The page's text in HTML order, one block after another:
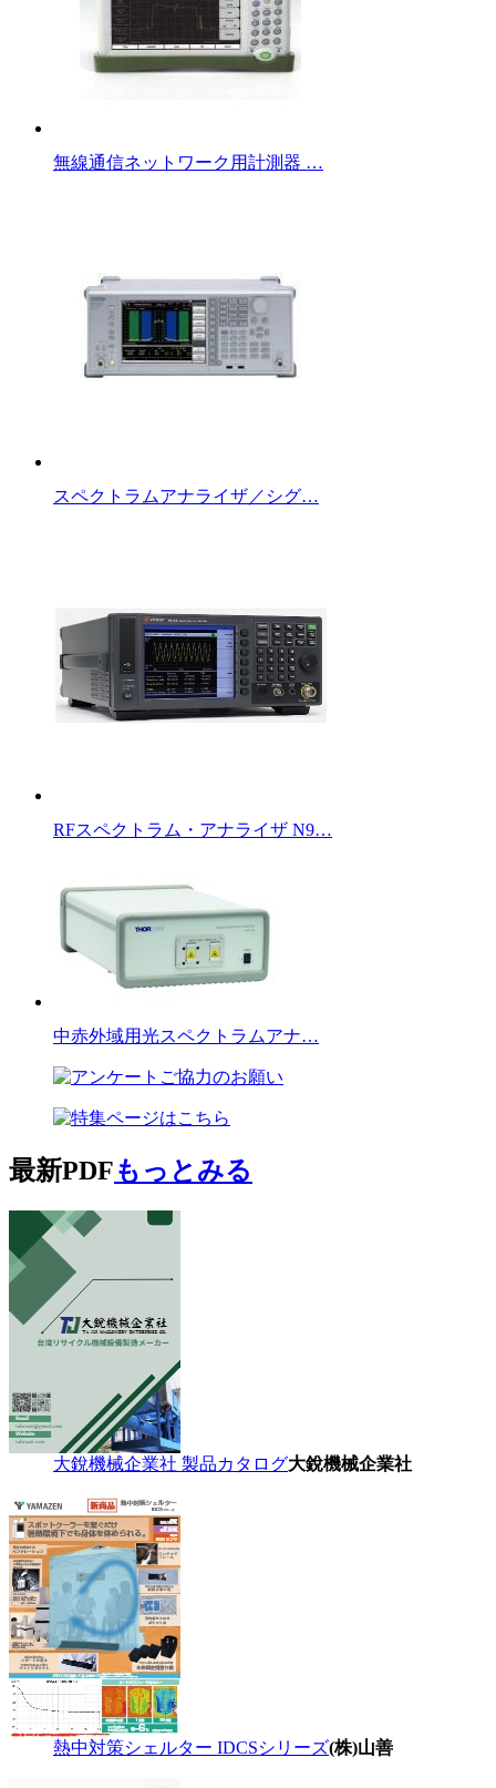
無線通信ネットワーク用計測器 …
スペクトラムアナライザ／シグ…
RFスペクトラム・アナライザ N9…
中赤外域用光スペクトラムアナ…
最新PDFもっとみる
大銳機械企業社 製品カタログ大銳機械企業社
熱中対策シェルター IDCSシリーズ(株)山善